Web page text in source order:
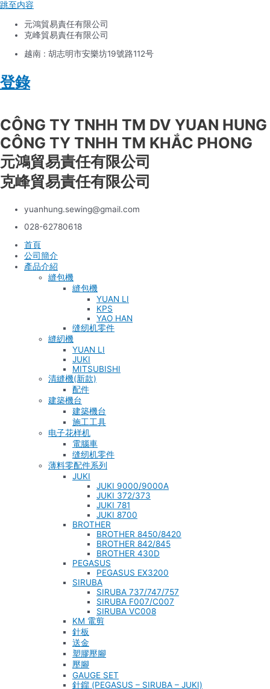
跳至内容
元鴻貿易責任有限公司
克峰貿易責任有限公司
越南 : 胡志明市安樂坊19號路112号
登錄
CÔNG TY TNHH TM DV YUAN HUNG
CÔNG TY TNHH TM KHẮC PHONG
元鴻貿易責任有限公司
克峰貿易責任有限公司
yuanhung.sewing@gmail.com
028-62780618
首頁
公司簡介
產品介紹
縫包機
縫包機
YUAN LI
KPS
YAO HAN
缝纫机零件
縫紉機
YUAN LI
JUKI
MITSUBISHI
清縫機(新款)
配件
建築機台
建築機台
施工工具
电子花样机
電腦車
缝纫机零件
薄料零配件系列
JUKI
JUKI 9000/9000A
JUKI 372/373
JUKI 781
JUKI 8700
BROTHER
BROTHER 8450/8420
BROTHER 842/845
BROTHER 430D
PEGASUS
PEGASUS EX3200
SIRUBA
SIRUBA 737/747/757
SIRUBA F007/C007
SIRUBA VC008
KM 電剪
針板
送金
塑膠壓腳
壓腳
GAUGE SET
針鎦 (PEGASUS – SIRUBA – JUKI)